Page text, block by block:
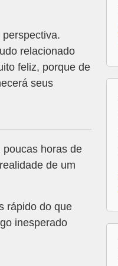
relacionado
feliz, porque de
seus
horas de
de um
rápido do que
inesperado